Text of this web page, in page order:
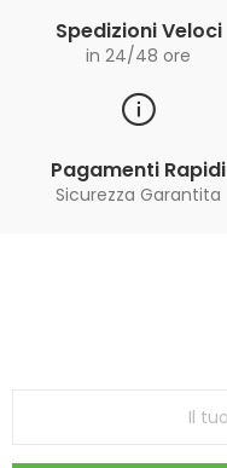
Spedizioni Veloci
in 24/48 ore
Pagamenti Rapidi
Sicurezza Garantita